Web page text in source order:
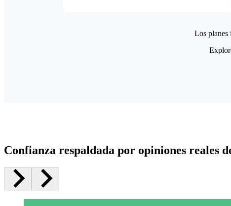
Los planes
Confianza respaldada por opiniones reales